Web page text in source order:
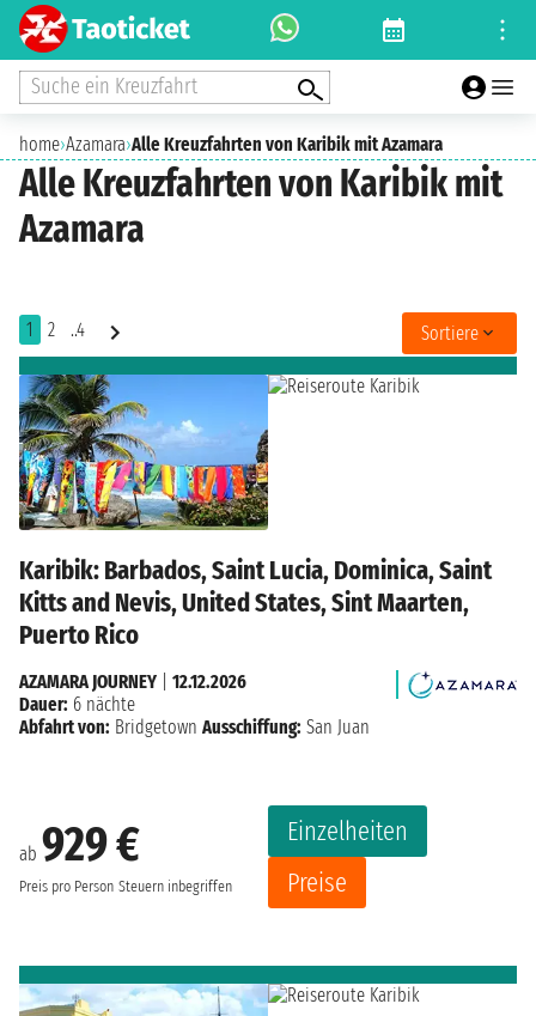
Suche ein Kreuzfahrt
home›Azamara›Alle Kreuzfahrten von Karibik mit Azamara
Alle Kreuzfahrten von Karibik mit
Azamara
1 2 ..4 Sortiere
Karibik: Barbados, Saint Lucia, Dominica, Saint
Kitts and Nevis, United States, Sint Maarten,
Puerto Rico
ab 929 €
Preis pro Person Steuern inbegriffen
Einzelheiten
Preise
AZAMARA JOURNEY
12.12.2026
Dauer: 6 nächte
Abfahrt von: Bridgetown Ausschiffung: San Juan